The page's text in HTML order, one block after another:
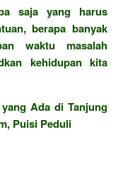
saja yang harus
berapa banyak
waktu masalah
kehidupan kita
Ada di Tanjung
Puisi Peduli